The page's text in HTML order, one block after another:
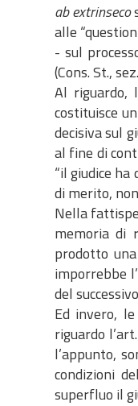
ab extrinseco
alle
- sul
(Cons. St.,
Al riguardo,
costituisce
decisiva sul
al fine di
“il giudice
di merito,
Nella
memoria di
prodotto
imporrebbe
del
Ed invero,
riguardo
l’appunto,
condizioni
superfluo il